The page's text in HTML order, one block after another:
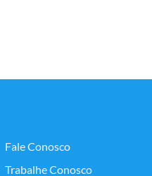
Fale Conosco
Trabalhe Conosco